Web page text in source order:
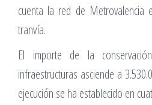
cuenta la red de
tranvía.
El importe de la
infraestructuras asciende a
ejecución se ha establecido en